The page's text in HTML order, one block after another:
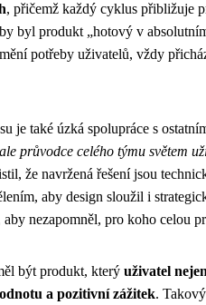
, přičemž každý cyklus přibližuje
byl produkt „hotový v
potřeby uživatelů, vždy
je také úzká spolupráce s
průvodce celého týmu světem
že navržená řešení jsou
aby design sloužil i
nezapomněl, pro koho celou
být produkt, který uživatel
a pozitivní zážitek.